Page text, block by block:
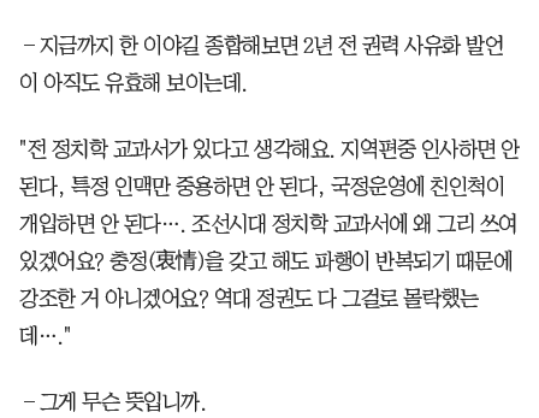
―지금까지 한 이야길 종합해보면 2년 전 권력 사유화 발언
이 아직도 유효해 보이는데.
"전 정치학 교과서가 있다고 생각해요. 지역편중 인사하면 안
된다, 특정 인맥만 중용하면 안 된다, 국정운영에 친인척이
개입하면 안 된다…. 조선시대 정치학 교과서에 왜 그리 쓰여
있겠어요? 충정(衷情)을 갖고 해도 파행이 반복되기 때문에
강조한 거 아니겠어요? 역대 정권도 다 그걸로 몰락했는
데…."
―그게 무슨 뜻입니까.